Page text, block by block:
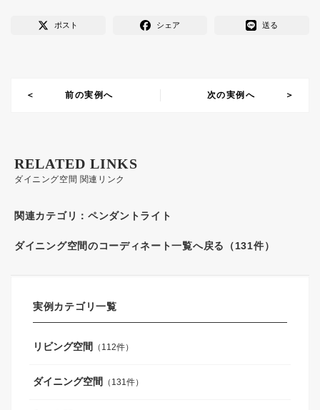
ポスト シェア 送る
前の実例へ 次の実例へ
ダイニング空間 関連リンク
RELATED LINKS
関連カテゴリ： ペンダントライト
ダイニング空間のコーディネート一覧へ戻る（131件）
実例カテゴリ一覧
リビング空間 （112件）
ダイニング空間 （131件）